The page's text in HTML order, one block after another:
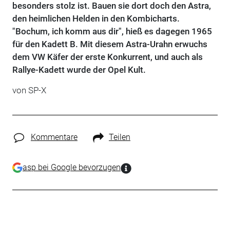
besonders stolz ist. Bauen sie dort doch den Astra,
den heimlichen Helden in den Kombicharts.
"Bochum, ich komm aus dir", hieß es dagegen 1965
für den Kadett B. Mit diesem Astra-Urahn erwuchs
dem VW Käfer der erste Konkurrent, und auch als
Rallye-Kadett wurde der Opel Kult.
von SP-X
Kommentare Teilen
asp bei Google bevorzugen